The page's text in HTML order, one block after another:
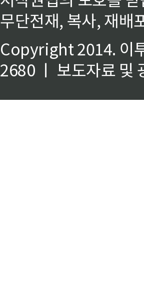
무단전재, 복사, 재배
Copyright 2014. 이
2680 ㅣ 보도자료